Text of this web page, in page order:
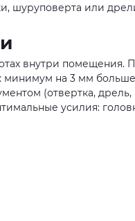
шуруповерта или
внутри помещения.
минимум на 3 мм
(отвертка,
усилия: